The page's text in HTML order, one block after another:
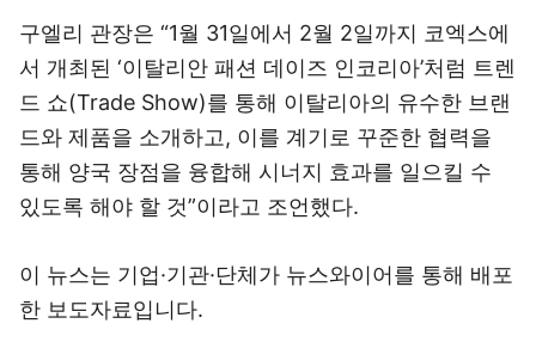
구엘리 관장은 “1월 31일에서 2월 2일까지 코엑스에
서 개최된 ‘이탈리안 패션 데이즈 인코리아’처럼 트렌
드 쇼(Trade Show)를 통해 이탈리아의 유수한 브랜
드와 제품을 소개하고, 이를 계기로 꾸준한 협력을
통해 양국 장점을 융합해 시너지 효과를 일으킬 수
있도록 해야 할 것”이라고 조언했다.
이 뉴스는 기업·기관·단체가 뉴스와이어를 통해 배포
한 보도자료입니다.